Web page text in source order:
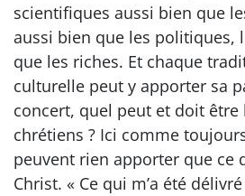
scientifiques aussi bien que
aussi bien que les politiques,
que les riches. Et chaque
culturelle peut y apporter sa
concert, quel peut et doit être
chrétiens ? Ici comme
peuvent rien apporter que ce
Christ. « Ce qui m’a été